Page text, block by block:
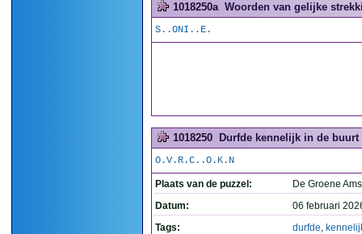
1018250a Woorden van gelijke
S..ONI..E.
1018250 Durfde kennelijk in de buurt
O.V.R.C..O.K.N
Plaats van de puzzel:
De Groene
Datum:
06 februari
Tags:
durfde,